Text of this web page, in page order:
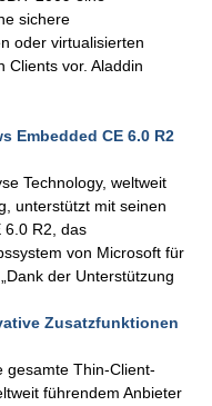
sichere
oder virtualisierten
Clients vor. Aladdin
Embedded CE 6.0 R2
Technology, weltweit
unterstützt mit seinen
6.0 R2, das
von Microsoft für
der Unterstützung
Zusatzfunktionen
gesamte Thin-Client-
führendem Anbieter